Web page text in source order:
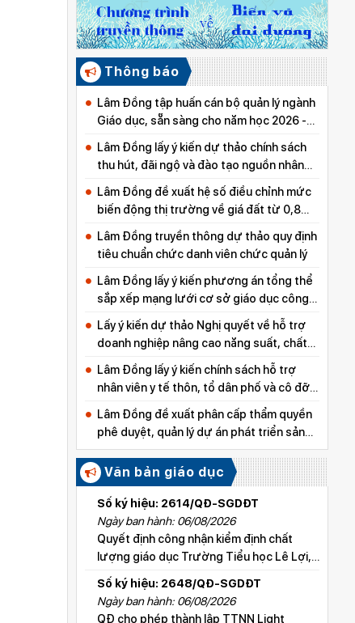
Thông báo
Lâm Đồng tập huấn cán bộ quản lý ngành
Giáo dục, sẵn sàng cho năm học 2026 -
Lâm Đồng lấy ý kiến dự thảo chính sách
thu hút, đãi ngộ và đào tạo nguồn nhân
lực y tế
Lâm Đồng đề xuất hệ số điều chỉnh mức
biến động thị trường về giá đất từ 0,8
đến 5,0
Lâm Đồng truyền thông dự thảo quy định
tiêu chuẩn chức danh viên chức quản lý
Lâm Đồng lấy ý kiến phương án tổng thể
sắp xếp mạng lưới cơ sở giáo dục công
lập
Lấy ý kiến dự thảo Nghị quyết về hỗ trợ
doanh nghiệp nâng cao năng suất, chất
lượng sản phẩm
Lâm Đồng lấy ý kiến chính sách hỗ trợ
nhân viên y tế thôn, tổ dân phố và cô đỡ
thôn, bản
Lâm Đồng đề xuất phân cấp thẩm quyền
phê duyệt, quản lý dự án phát triển sản
xuất thuộc các chương trình mục tiêu
quốc gia
Văn bản giáo dục
Số ký hiệu: 2614/QĐ-SGDĐT
Ngày ban hành: 06/08/2026
Quyết định công nhận kiểm định chất
lượng giáo dục Trường Tiểu học Lê Lợi,
xã Hoài Đức
Số ký hiệu: 2648/QĐ-SGDĐT
Ngày ban hành: 06/08/2026
QĐ cho phép thành lập TTNN Light